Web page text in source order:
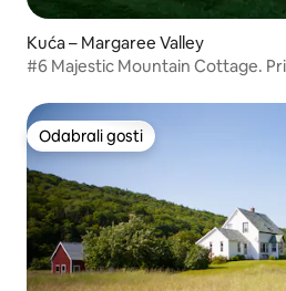
Kuća – Margaree Valley
#6 Majestic Mountain Cottage.
Odabrali gosti
Odabrali gosti